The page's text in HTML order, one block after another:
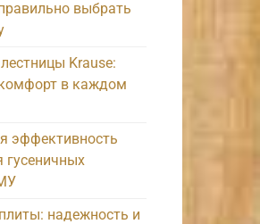
выбрать
Krause:
в каждом
эффективность
гусеничных
надежность и